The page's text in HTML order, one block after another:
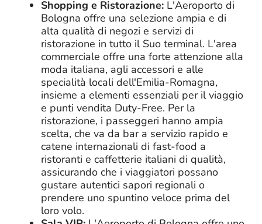
Shopping e Ristorazione: L'Aeroporto di
Bologna offre una selezione ampia e di
alta qualità di negozi e servizi di
ristorazione in tutto il Suo terminal. L'area
commerciale offre una forte attenzione alla
moda italiana, agli accessori e alle
specialità locali dell'Emilia-Romagna,
insieme a elementi essenziali per il viaggio
e punti vendita Duty-Free. Per la
ristorazione, i passeggeri hanno ampia
scelta, che va da bar a servizio rapido e
catene internazionali di fast-food a
ristoranti e caffetterie italiani di qualità,
assicurando che i viaggiatori possano
gustare autentici sapori regionali o
prendere uno spuntino veloce prima del
loro volo.